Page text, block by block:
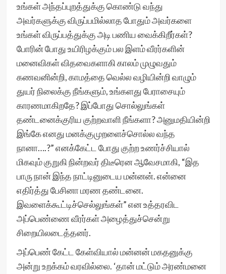
உங்கள் அந்தப்புறத்துக்கு கொண்டு வந்து
அவர்களுக்கு விருப்பமில்லாத போதும் அவர்களை
உங்கள் விருப்பத்துக்கு அடி பணிய வைக்கிறீர்கள்?
போரின் போது உயிரிழக்கும் பல இளம் வீரர்களின்
மனைவிகள் விதவைகளாகி காலம் முழுவதும்
கணவனின்றி, காமத்தை வெல்ல வழியின்றி வாழும்
துயர் நிலைக்கு நீங்களும், உங்களது பேராசையும்
காரணமாகிறதே? இப்போது சொல்லுங்கள்
தண்டனைக்குரிய குற்றவாளி நீங்களா? அனுமதியின்றி
இங்கே எனது மனக்குமுறளைச்சொல்ல வந்த
நானா….?” எனக்கேட்ட போது குற்ற உணர்ச்சியால்
மிகவும் குறுகி நின்றவர் திடீரென ஆவேசமாகி, “இத
பாரு நான் இந்த நாட்டினுடைய மன்னன். என்னை
எதிர்த்து பேசினா மரண தண்டனை.
இவளைக்கூட்டிச்செல்லுங்கள்” என உத்தரவிட
அப்பெண்ணை வீரர்கள் அழைத்துச்சென்று
சிறையிலடைத்தனர்.
அப்பெண் கேட்ட கேள்வியால் மன்னன் மகதனுக்கு
அன்று உறக்கம் வரவில்லை. ‘தான் மட்டும் அரண்மனை